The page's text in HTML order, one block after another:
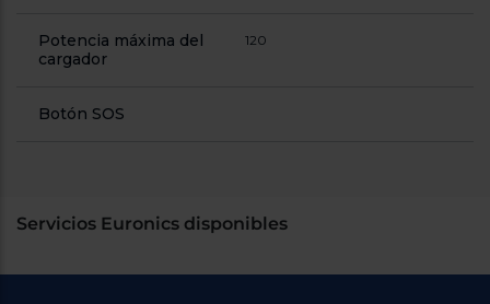
Potencia máxima del
cargador
120
Botón SOS
Servicios Euronics disponibles